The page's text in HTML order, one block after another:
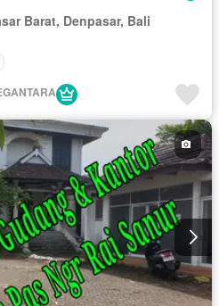
Barat, Denpasar, Bali